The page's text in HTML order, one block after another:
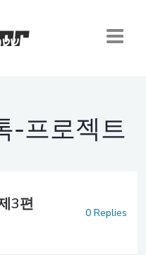
-프로젝트
3편 0 Replies